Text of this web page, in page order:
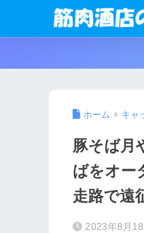
ホーム キャ
豚そば月
ばをオー
走路で遠
2023年8月18